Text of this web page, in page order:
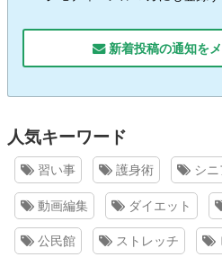
新着投稿の通知を
人気キーワード
習い事 護身術 シニ
動画編集 ダイエット
公民館 ストレッチ